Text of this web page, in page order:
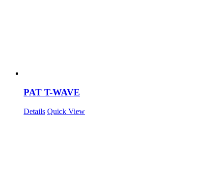
PAT T-WAVE
Details Quick View